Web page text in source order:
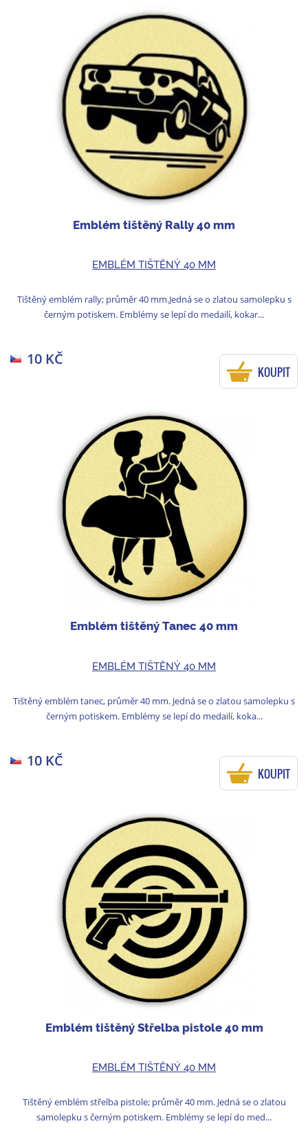
Emblém tištěný Rally 40 mm
EMBLÉM TIŠTĚNÝ 40 MM
Tištěný emblém rally; průměr 40 mm.Jedná se o zlatou samolepku s
černým potiskem. Emblémy se lepí do medailí, kokar...
10 KČ
KOUPIT
Emblém tištěný Tanec 40 mm
EMBLÉM TIŠTĚNÝ 40 MM
Tištěný emblém tanec, průměr 40 mm. Jedná se o zlatou samolepku s
černým potiskem. Emblémy se lepí do medailí, koka...
10 KČ
KOUPIT
Emblém tištěný Střelba pistole 40 mm
EMBLÉM TIŠTĚNÝ 40 MM
Tištěný emblém střelba pistole; průměr 40 mm. Jedná se o zlatou
samolepku s černým potiskem. Emblémy se lepí do med...